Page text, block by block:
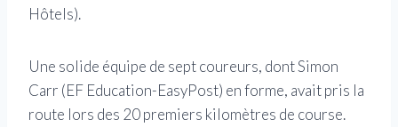
Hôtels).
Une solide équipe de sept coureurs, dont Simon
Carr (EF Education-EasyPost) en forme, avait pris la
route lors des 20 premiers kilomètres de course.